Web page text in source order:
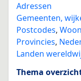
Adressen
Gemeenten,
Postcodes,
Provincies,
Landen
Thema